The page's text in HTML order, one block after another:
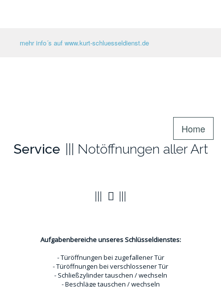
mehr info´s auf www.kurt-schluesseldienst.de
Home
Service Notöffnungen aller Art
Aufgabenbereiche unseres Schlüsseldienstes:
- Türöffnungen bei zugefallener Tür
- Türöffnungen bei verschlossener Tür
- Schließzylinder tauschen / wechseln
- Beschläge tauschen / wechseln